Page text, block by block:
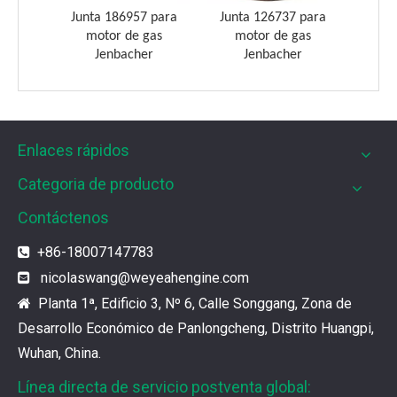
Los filtros UPF de Weyeah son ideales para motores
Los productos de gas de alta calidad son
Junta 186957 para
motor de gas
Jenbacher
Junta 126737 para
motor de gas
Jenbacher
Enlaces rápidos
Categoria de producto
Contáctenos
 +86-18007147783
 nicolaswang@weyeahengine.com
 Planta 1ª, Edificio 3, Nº 6, Calle Songgang, Zona de
Desarrollo Económico de Panlongcheng, Distrito Huangpi,
Wuhan, China.
Línea directa de servicio postventa global: